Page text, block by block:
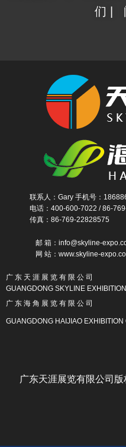
们
联系人：Gary 手机号：
电话：400-600-7022 / 86-
传真：86-769-22828575
邮 箱：info@skyline-
网 站：www.skyline-
广 东 天 涯 展 览 有 限 公 司
GUANGDONG SKYLINE
广 东 海 角 展 览 有 限 公 司
GUANGDONG HAIJIAO EXHIBITION
广东天涯展览有限公司